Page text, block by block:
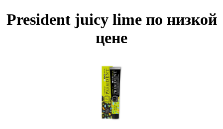
President juicy lime по низкой
цене